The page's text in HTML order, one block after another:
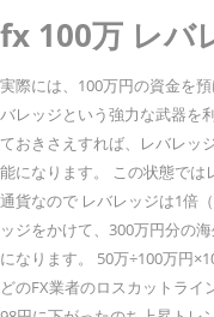
fx 100万 レバ
実際には、100万円の資金を
バレッジという強力な武器を
ておきさえすれば、レバレッ
能になります。 この状態では
通貨なので レバレッジは1倍
ッジをかけて、300万円分の
になります。 50万÷100万円
どのFX業者のロスカットラ